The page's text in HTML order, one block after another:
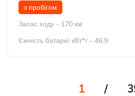
з пробігом
Запас ходу - 170 км
Ємність батареї кВт*г - 46,9
1 /